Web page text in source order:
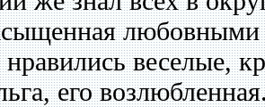
веселые,
его